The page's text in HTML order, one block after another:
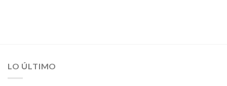
LO ÚLTIMO